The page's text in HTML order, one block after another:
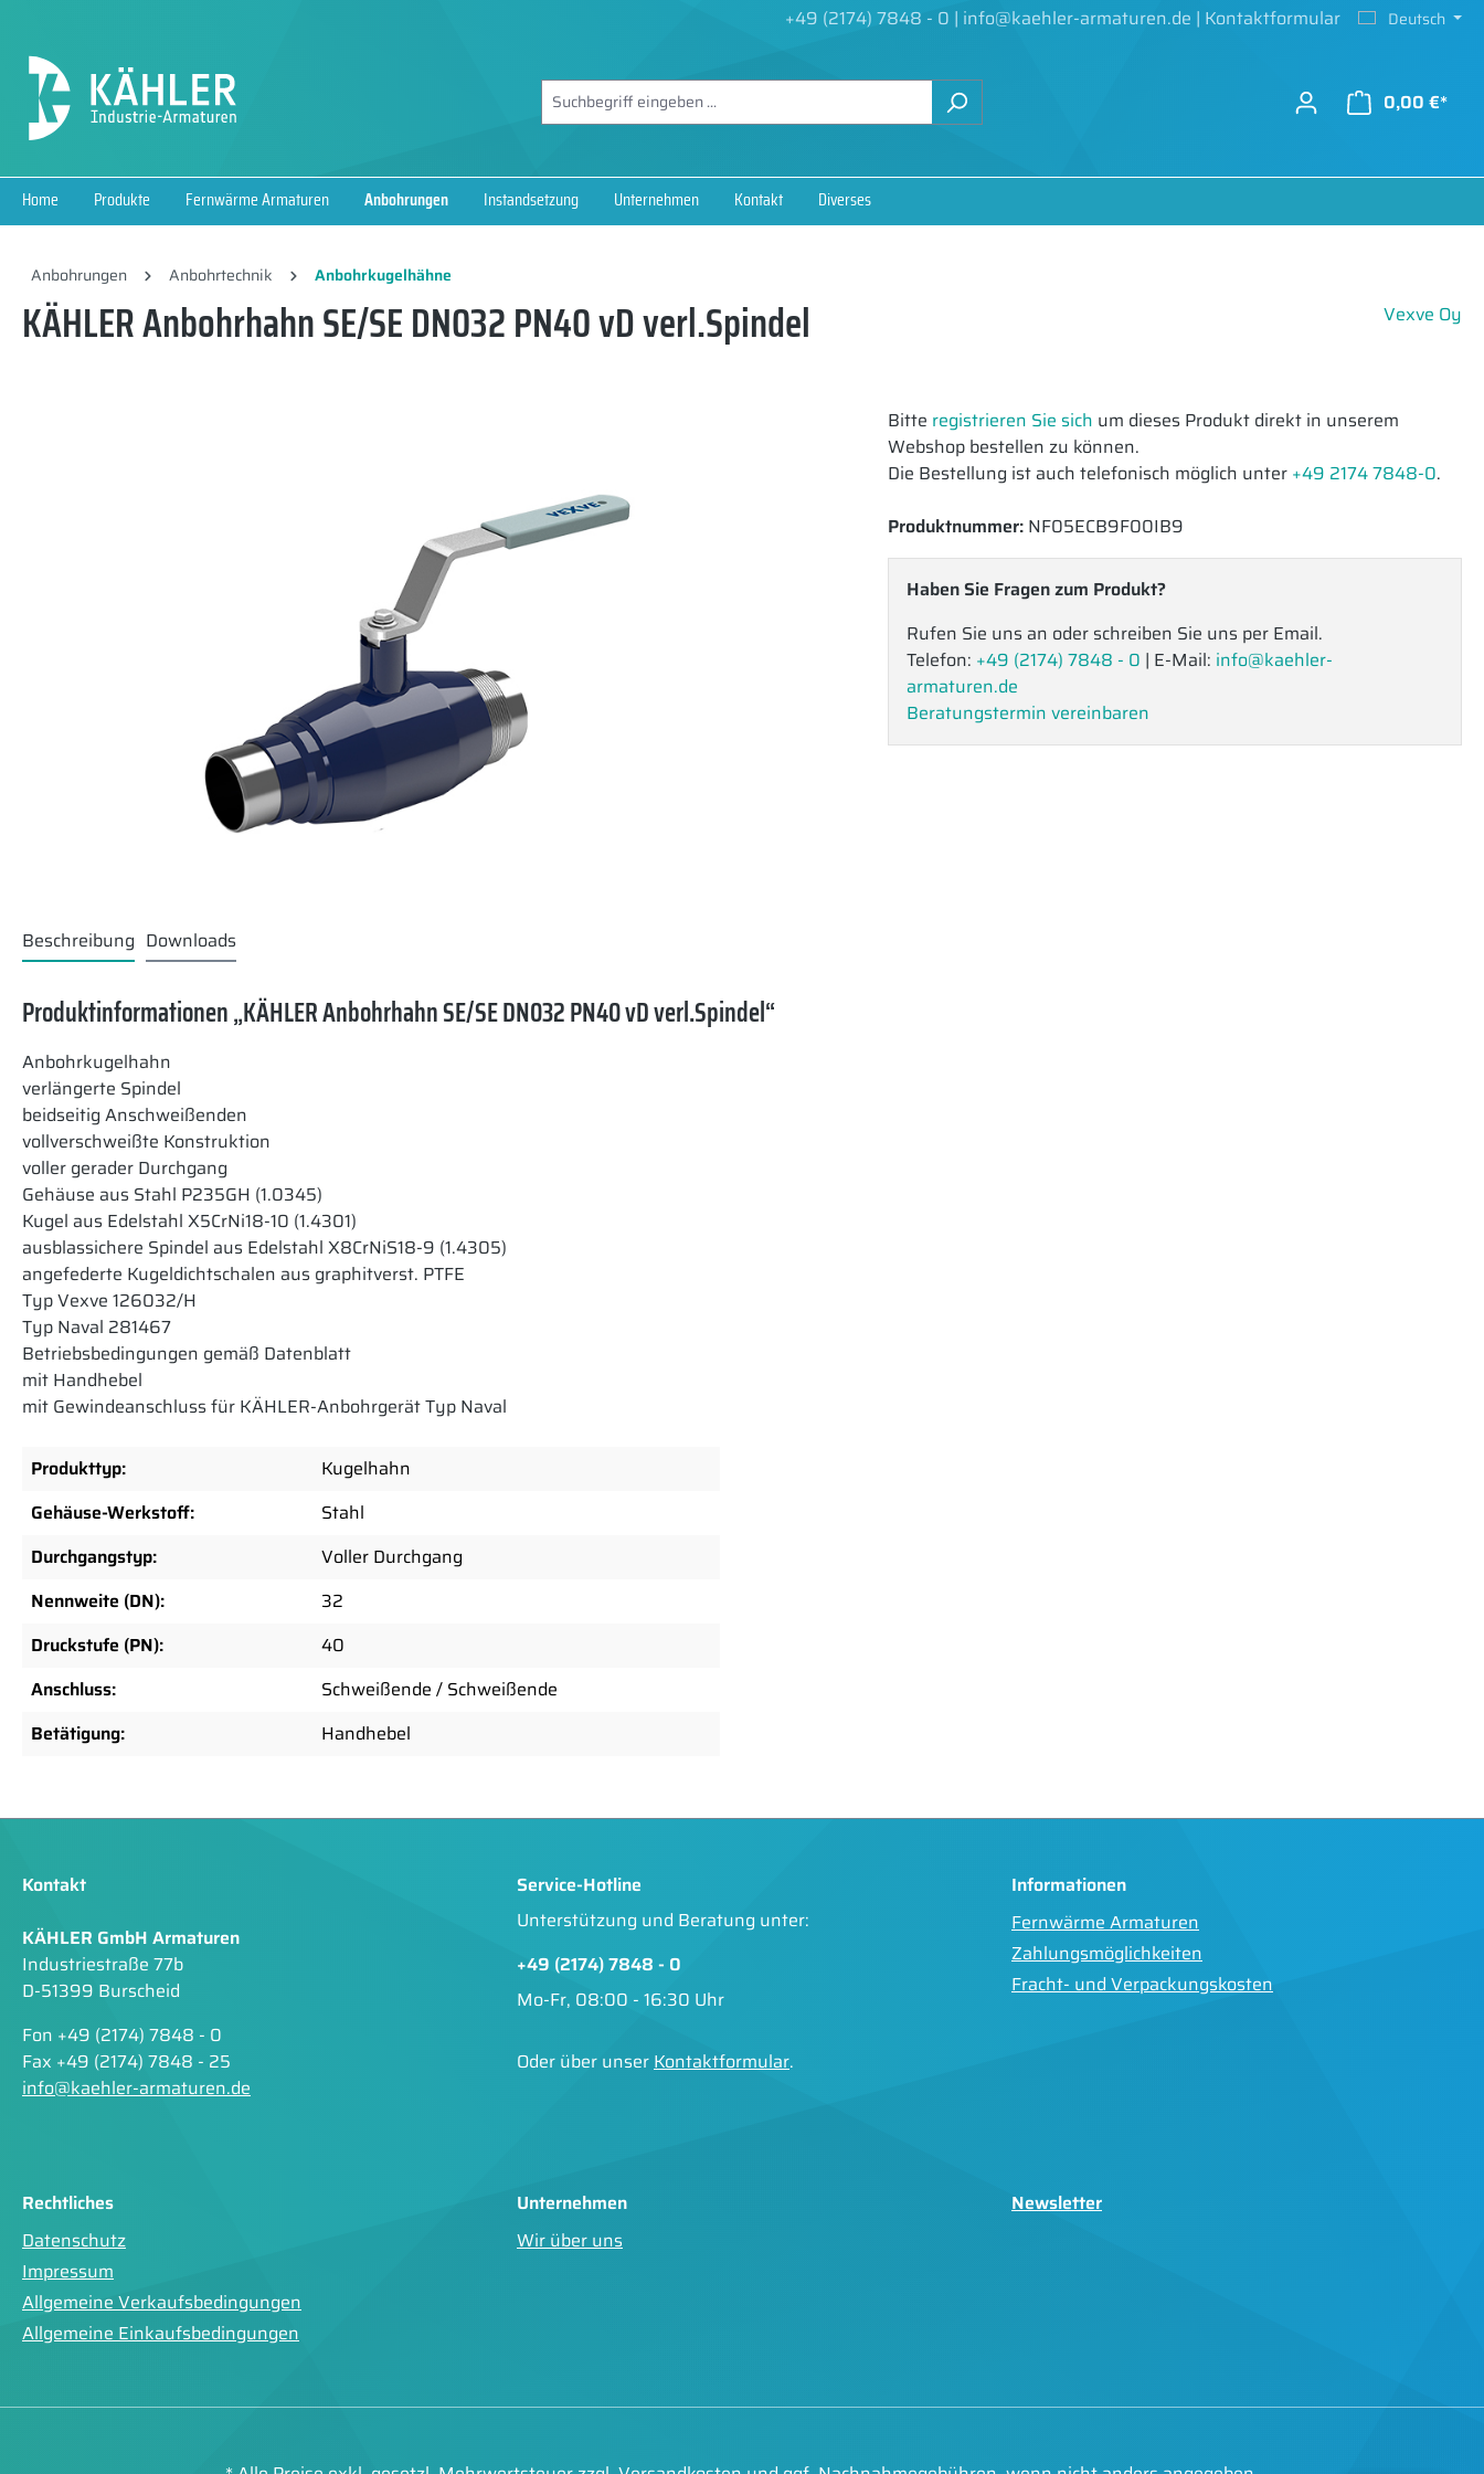
+49 (2174) 7848 - 0 | info@kaehler-armaturen.de | Kontaktformular Deutsch
0,00 €*
Home Produkte Fernwärme Armaturen Anbohrungen Instandsetzung Unternehmen Kontakt Diverses
Anbohrungen Anbohrtechnik Anbohrkugelhähne
KÄHLER Anbohrhahn SE/SE DN032 PN40 vD verl.Spindel Vexve Oy
Bitte registrieren Sie sich um dieses Produkt direkt in unserem
Webshop bestellen zu können.
Die Bestellung ist auch telefonisch möglich unter +49 2174 7848-0.
Produktnummer: NF05ECB9F00IB9
Haben Sie Fragen zum Produkt?
Rufen Sie uns an oder schreiben Sie uns per Email.
Telefon: +49 (2174) 7848 - 0 | E-Mail: info@kaehler-
armaturen.de
Beratungstermin vereinbaren
Beschreibung Downloads
Produktinformationen „KÄHLER Anbohrhahn SE/SE DN032 PN40 vD verl.Spindel“
Anbohrkugelhahn
verlängerte Spindel
beidseitig Anschweißenden
vollverschweißte Konstruktion
voller gerader Durchgang
Gehäuse aus Stahl P235GH (1.0345)
Kugel aus Edelstahl X5CrNi18-10 (1.4301)
ausblassichere Spindel aus Edelstahl X8CrNiS18-9 (1.4305)
angefederte Kugeldichtschalen aus graphitverst. PTFE
Typ Vexve 126032/H
Typ Naval 281467
Betriebsbedingungen gemäß Datenblatt
mit Handhebel
mit Gewindeanschluss für KÄHLER-Anbohrgerät Typ Naval
Produkttyp:
Kugelhahn
Gehäuse-Werkstoff:
Stahl
Durchgangstyp:
Voller Durchgang
Nennweite (DN):
32
Druckstufe (PN):
40
Anschluss:
Schweißende / Schweißende
Betätigung:
Handhebel
Kontakt
KÄHLER GmbH Armaturen
Industriestraße 77b
D-51399 Burscheid
Fon +49 (2174) 7848 - 0
Fax +49 (2174) 7848 - 25
info@kaehler-armaturen.de
Service-Hotline
Unterstützung und Beratung unter:
+49 (2174) 7848 - 0
Mo-Fr, 08:00 - 16:30 Uhr
Oder über unserKontaktformular.
Informationen
Fernwärme Armaturen
Zahlungsmöglichkeiten
Fracht- und Verpackungskosten
Rechtliches
Datenschutz
Impressum
Allgemeine Verkaufsbedingungen
Allgemeine Einkaufsbedingungen
Unternehmen
Wir über uns
Newsletter